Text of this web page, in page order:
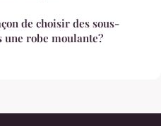
de choisir des sous-
robe moulante?